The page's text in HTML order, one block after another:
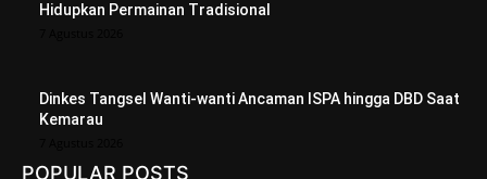
Hidupkan Permainan Tradisional
Dinkes Tangsel Wanti-wanti Ancaman ISPA hingga DBD Saat
Kemarau
POPULAR POSTS